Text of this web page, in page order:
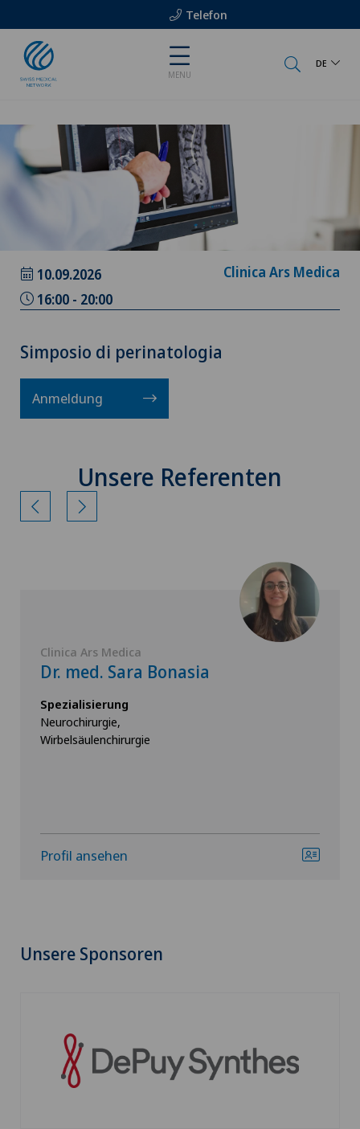
Telefon
MENU
DE
10.09.2026
16:00 - 20:00
Clinica Ars Medica
Simposio di perinatologia
Anmeldung
Unsere Referenten
Clinica Ars Medica
Dr. med. Sara Bonasia
Spezialisierung
Neurochirurgie,
Wirbelsäulenchirurgie
Profil ansehen
Unsere Sponsoren